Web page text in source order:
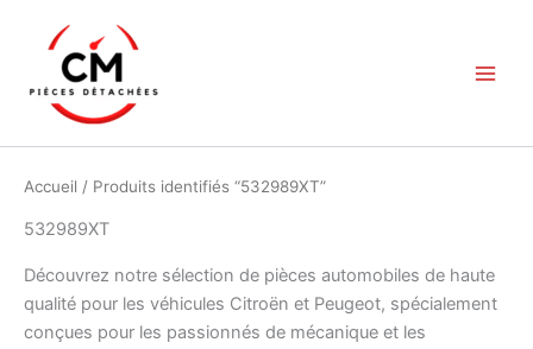
contenu
Accueil / Produits identifiés “532989XT”
532989XT
Découvrez notre sélection de pièces automobiles de haute
qualité pour les véhicules Citroën et Peugeot, spécialement
conçues pour les passionnés de mécanique et les